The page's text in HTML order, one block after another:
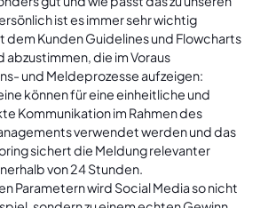
ist es immer sehr wichtig
dem Kunden Guidelines und Flowcharts
abzustimmen, die im Voraus
und Meldeprozesse aufzeigen:
können für eine einheitliche und
Kommunikation im Rahmen des
verwendet werden und das
sichert die Meldung relevanter
von 24 Stunden.
Parametern wird Social Media so nicht